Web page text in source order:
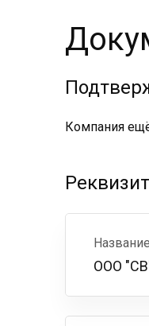
Компания
ООО